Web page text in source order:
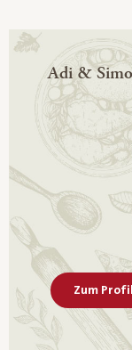
Adi &
Zum Profil